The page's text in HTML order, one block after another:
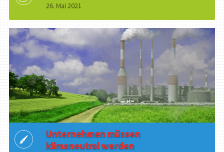
26. Mai 2021
Unternehmen müssen
klimaneutral werden